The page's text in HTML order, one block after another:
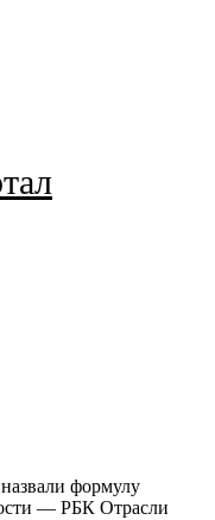
формулу
— РБК Отрасли